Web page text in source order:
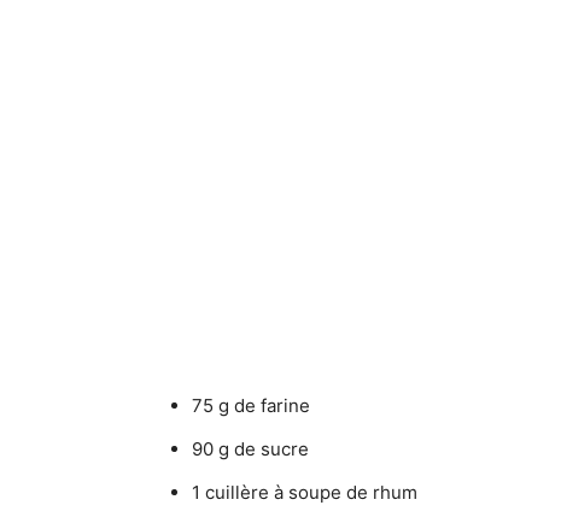
75 g de farine
90 g de sucre
1 cuillère à soupe de rhum